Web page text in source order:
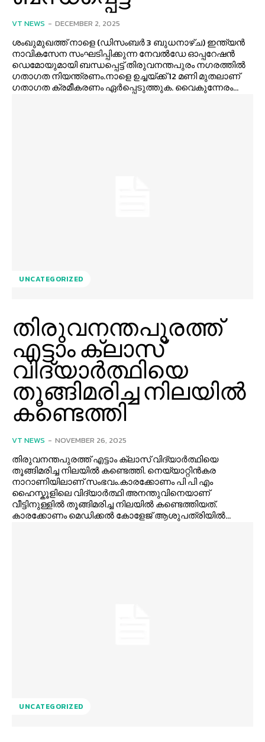
VT NEWS - DECEMBER 2, 2025
ശംഖുമുഖത്ത് നാളെ (ഡിസംബർ 3 ബുധനാഴ്ച) ഇന്ത്യൻ
നാവികസേന സംഘടിപ്പിക്കുന്ന നേവല്‍ഡേ ഓപ്പറേഷൻ
ഡെമോയുമായി ബന്ധപ്പെട്ട് തിരുവനന്തപുരം നഗരത്തില്‍
ഗതാഗത നിയന്ത്രണം.നാളെ ഉച്ചയ്ക്ക് 12 മണി മുതലാണ്
ഗതാഗത ക്രമീകരണം ഏർപ്പെടുത്തുക. വൈകുന്നേരം...
UNCATEGORIZED
തിരുവനന്തപുരത്ത്
എട്ടാം ക്ലാസ്
വിദ്യാർത്ഥിയെ
തൂങ്ങിമരിച്ച നിലയില്‍
കണ്ടെത്തി
VT NEWS - NOVEMBER 26, 2025
തിരുവനന്തപുരത്ത് എട്ടാം ക്ലാസ് വിദ്യാർത്ഥിയെ
തൂങ്ങിമരിച്ച നിലയില്‍ കണ്ടെത്തി. നെയ്യാറ്റിൻകര
നാറാണിയിലാണ് സംഭവം.കാരക്കോണം ‌പി പി എം
ഹൈസ്കൂളിലെ വിദ്യാർത്ഥി അനന്തുവിനെയാണ്
വീട്ടിനുള്ളില്‍ തൂങ്ങിമരിച്ച നിലയില്‍ കണ്ടെത്തിയത്.
കാരക്കോണം മെഡിക്കല്‍ കോളേജ് ആശുപത്രിയില്‍...
UNCATEGORIZED